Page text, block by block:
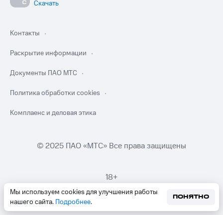
Мы используем cookies для улучшения работы
нашего сайта. Подробнее.
ПОНЯТНО
Скачать
Контакты
Раскрытие информации
Документы ПАО МТС
Политика обработки cookies
Комплаенс и деловая этика
© 2025 ПАО «МТС» Все права защищены
18+